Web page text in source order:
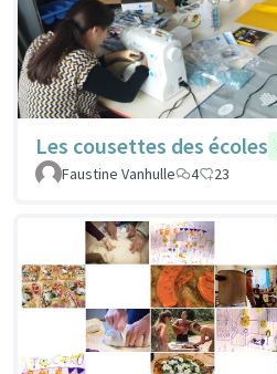
Les cousettes des écoles
Faustine Vanhulle
4 23